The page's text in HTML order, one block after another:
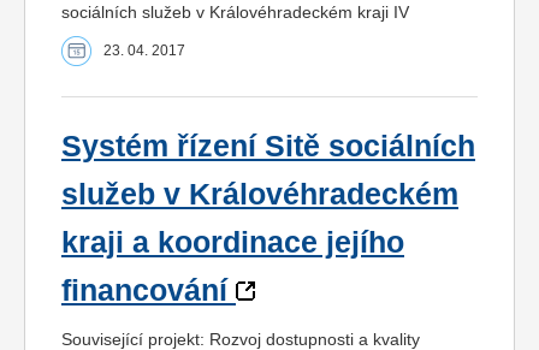
sociálních služeb v Královéhradeckém kraji IV
23. 04. 2017
Systém řízení Sitě sociálních
služeb v Královéhradeckém
kraji a koordinace jejího
financování
Související projekt: Rozvoj dostupnosti a kvality